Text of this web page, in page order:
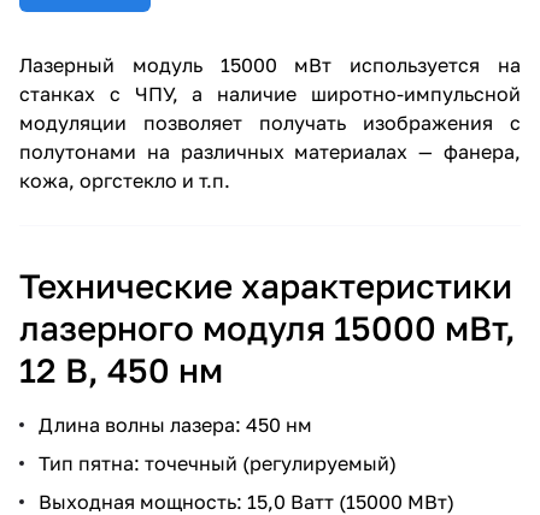
Лазерный модуль 15000 мВт используется на
станках с ЧПУ, а наличие широтно-импульсной
модуляции позволяет получать изображения с
полутонами на различных материалах — фанера,
кожа, оргстекло и т.п.
Технические характеристики
лазерного модуля 15000 мВт,
12 В, 450 нм
Длина волны лазера: 450 нм
Тип пятна: точечный (регулируемый)
Выходная мощность: 15,0 Ватт (15000 МВт)